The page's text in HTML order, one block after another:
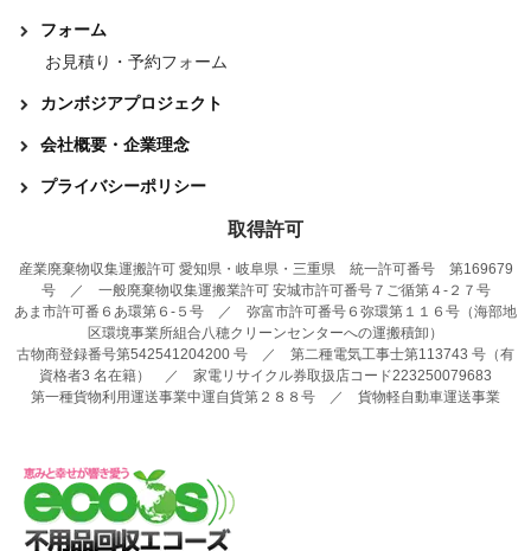
フォーム
お見積り・予約フォーム
カンボジアプロジェクト
会社概要・企業理念
プライバシーポリシー
取得許可
産業廃棄物収集運搬許可 愛知県・岐阜県・三重県 統一許可番号 第169679
号 ／ 一般廃棄物収集運搬業許可 安城市許可番号７ご循第４-２７号
あま市許可番６あ環第６-５号 ／ 弥富市許可番号６弥環第１１６号（海部地
区環境事業所組合八穂クリーンセンターへの運搬積卸）
古物商登録番号第542541204200 号 ／ 第二種電気工事士第113743 号（有
資格者3 名在籍） ／ 家電リサイクル券取扱店コード223250079683
第一種貨物利用運送事業中運自貨第２８８号 ／ 貨物軽自動車運送事業